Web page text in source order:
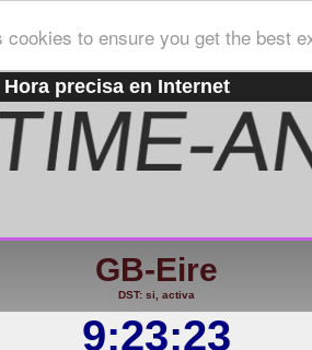
to ensure you get the best
Hora precisa en Internet
GB-Eire
DST: si, activa
9:23:24